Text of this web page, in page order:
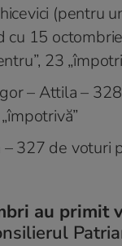
(pentru
cu 15
23
– Attila –
– 327 de voturi
au primit